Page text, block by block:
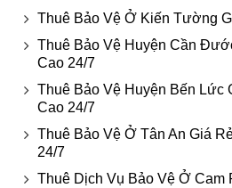
Thuê Bảo Vệ Ở Kiến Tường
Thuê Bảo Vệ Huyện Cần
Cao 24/7
Thuê Bảo Vệ Huyện Bến Lức
Cao 24/7
Thuê Bảo Vệ Ở Tân An Giá
24/7
Thuê Dịch Vụ Bảo Vệ Ở Cam